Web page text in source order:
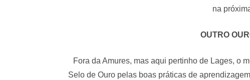
na
OUTRO
Fora da Amures, mas aqui pertinho de Lages, o
Selo de Ouro pelas boas práticas de